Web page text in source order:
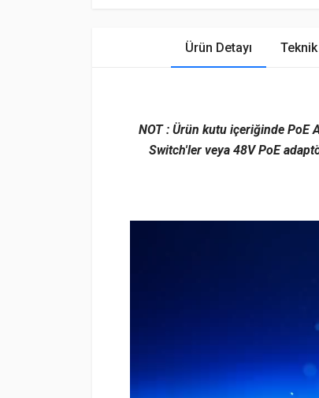
Ürün Detayı
NOT : Ürün kutu içeriğinde PoE
Switch'ler veya 48V PoE